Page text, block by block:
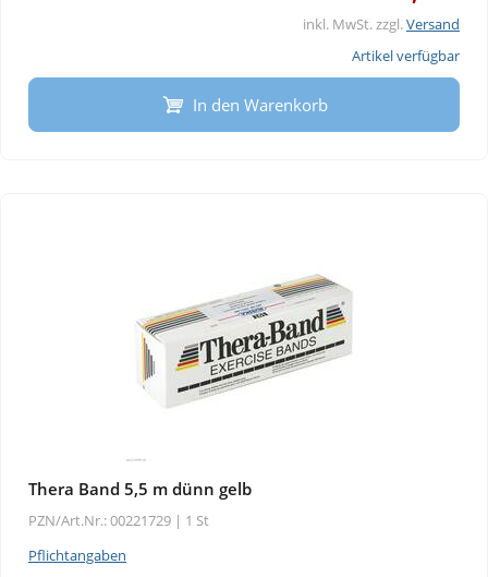
inkl. MwSt. zzgl.Versand
Artikel verfügbar
In den Warenkorb
Thera Band 5,5 m dünn gelb
PZN/Art.Nr.: 00221729 | 1 St
Pflichtangaben